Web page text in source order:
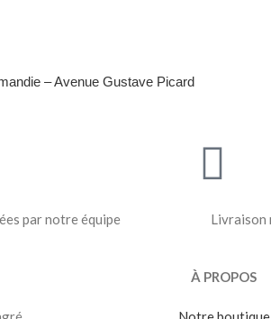
– Avenue Gustave Picard
par notre équipe Livraison
À PROPOS